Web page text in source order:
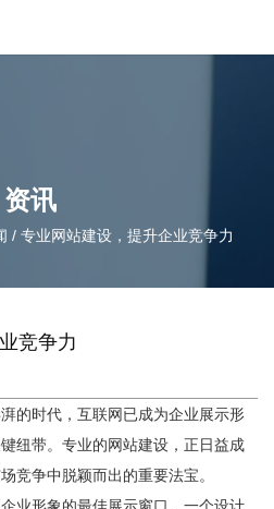
资讯
/ 专业网站建设，提升企业竞争力
竞争力
的时代，互联网已成为企业展示形
纽带。专业的网站建设，正日益成
竞争中脱颖而出的重要法宝。